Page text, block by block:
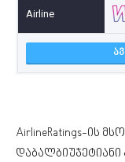
AirlineRatings-ის